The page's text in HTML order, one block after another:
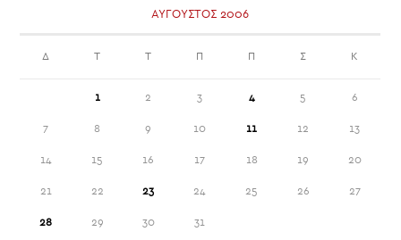
ΣΤΟ
ΈΚΤΑΚΤΟ
ΠΟΥ
09-
ΣΤΟ
ΒΌΛΟ
ΑΎΓΟΥΣΤΟΣ 2006
Δ Τ Τ Π Π Σ Κ
1 2 3 4 5 6
7 8 9 10 11 12 13
14 15 16 17 18 19 20
21 22 23 24 25 26 27
28 29 30 31